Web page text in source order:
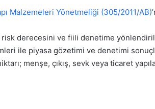
Malzemeleri Yönetmeliği (305/2011/AB)
risk derecesini ve fiili denetime
ile piyasa gözetimi ve denetimi
menşe, çıkış, sevk veya ticaret